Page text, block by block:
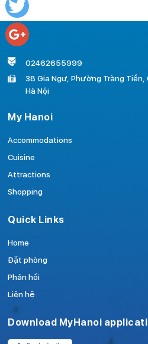
Twitter
Google+
02462655999
38 Gia Ngư, Phường Tràng Tiền,
Hà Nội
My Hanoi
Accommodations
Cuisine
Attractions
Shopping
Quick Links
Home
Đặt phòng
Phản hồi
Liên hệ
Download MyHanoi